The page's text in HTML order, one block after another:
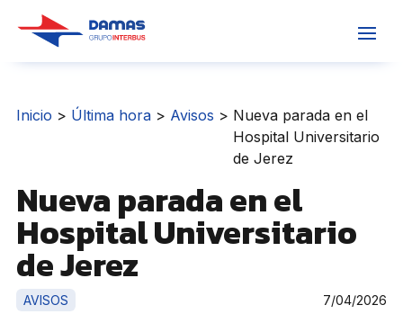
Inicio > Última hora> Avisos > Nueva parada en el
Hospital Universitario
de Jerez
Nueva parada en el
Hospital Universitario
de Jerez
AVISOS 7/04/2026